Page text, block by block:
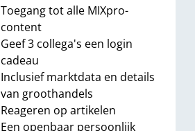
Toegang tot alle MIXpro-
content
Geef 3 collega's een login
cadeau
Inclusief marktdata en details
van groothandels
Reageren op artikelen
Een openbaar persoonlijk